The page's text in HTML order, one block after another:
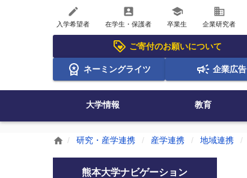
create
入学希望者
account_box
在学生・保護者
school
卒業生
business
企業研究者
ご寄付のお願いについて
ネーミングライツ 企業広告
大学情報 教育
home 研究・産学連携 産学連携 地域連携
熊本大学ナビゲーション